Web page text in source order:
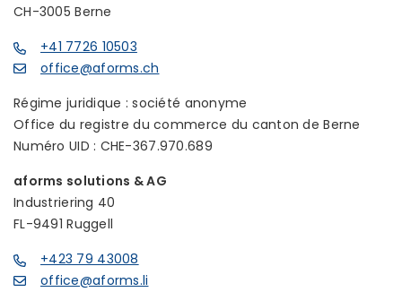
CH-3005 Berne
+41 7726 10503
office@aforms.ch
Régime juridique : société anonyme
Office du registre du commerce du canton de Berne
Numéro UID : CHE-367.970.689
aforms solutions & AG
Industriering 40
FL-9491 Ruggell
+423 79 43008
office@aforms.li